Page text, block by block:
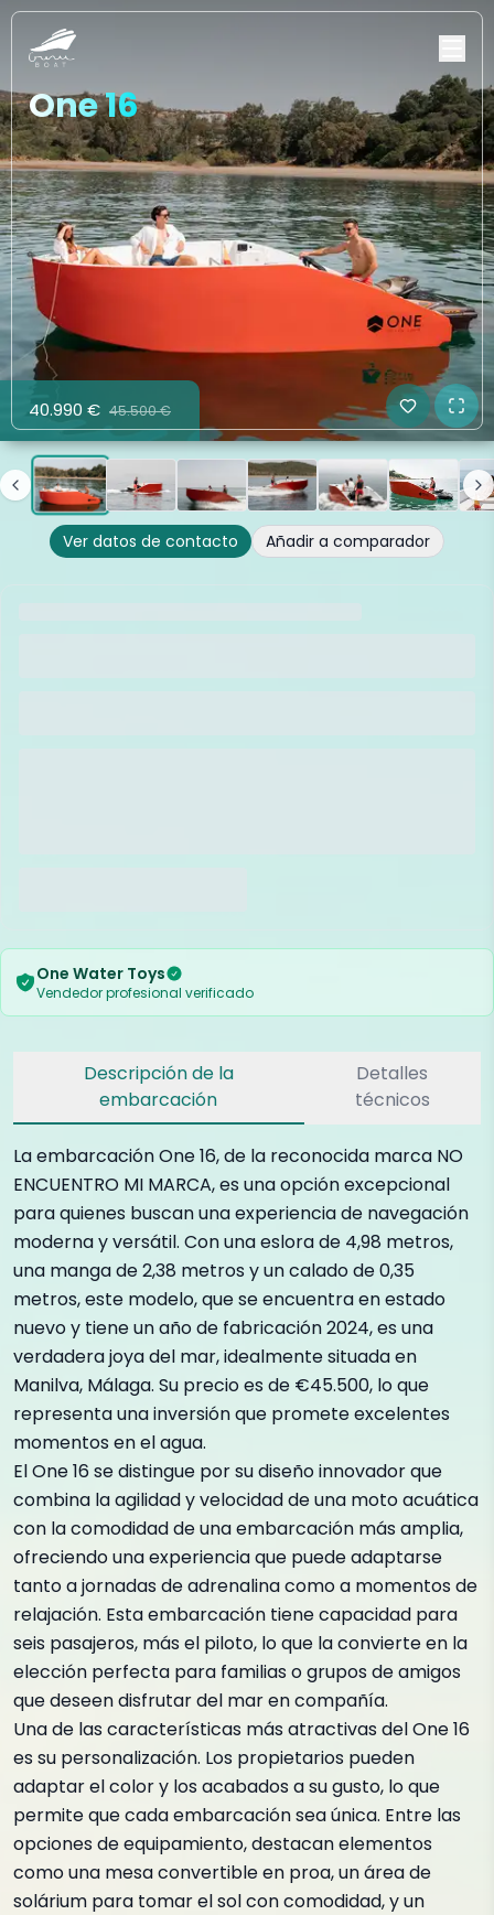
One 16
40.990 € 45.500 €
Ver datos de contacto Añadir a comparador
One Water Toys
Vendedor profesional verificado
Descripción de la
embarcación
Detalles
técnicos
La embarcación One 16, de la reconocida marca NO
ENCUENTRO MI MARCA, es una opción excepcional
para quienes buscan una experiencia de navegación
moderna y versátil. Con una eslora de 4,98 metros,
una manga de 2,38 metros y un calado de 0,35
metros, este modelo, que se encuentra en estado
nuevo y tiene un año de fabricación 2024, es una
verdadera joya del mar, idealmente situada en
Manilva, Málaga. Su precio es de €45.500, lo que
representa una inversión que promete excelentes
momentos en el agua.
El One 16 se distingue por su diseño innovador que
combina la agilidad y velocidad de una moto acuática
con la comodidad de una embarcación más amplia,
ofreciendo una experiencia que puede adaptarse
tanto a jornadas de adrenalina como a momentos de
relajación. Esta embarcación tiene capacidad para
seis pasajeros, más el piloto, lo que la convierte en la
elección perfecta para familias o grupos de amigos
que deseen disfrutar del mar en compañía.
Una de las características más atractivas del One 16
es su personalización. Los propietarios pueden
adaptar el color y los acabados a su gusto, lo que
permite que cada embarcación sea única. Entre las
opciones de equipamiento, destacan elementos
como una mesa convertible en proa, un área de
solárium para tomar el sol con comodidad, y un